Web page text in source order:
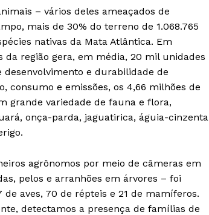
– vários deles ameaçados de
mais de 30% do terreno de 1.068.765
nativas da Mata Atlântica. Em
da região gera, em média, 20 mil unidades
e durabilidade de
consumo e emissões, os 4,66 milhões de
grande variedade de fauna e flora,
onça-parda, jaguatirica, águia-cinzenta
agrônomos por meio de câmeras em
pelos e arranhões em árvores – foi
aves, 70 de répteis e 21 de mamíferos.
detectamos a presença de famílias de